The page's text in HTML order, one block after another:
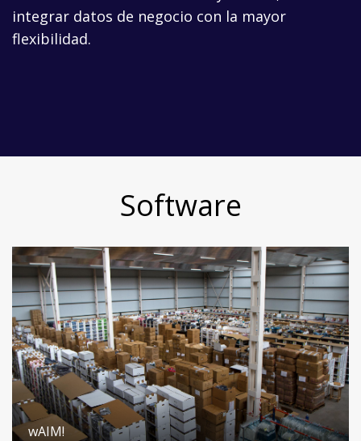
integrar datos de negocio con la mayor
flexibilidad.
Software
wAIM!